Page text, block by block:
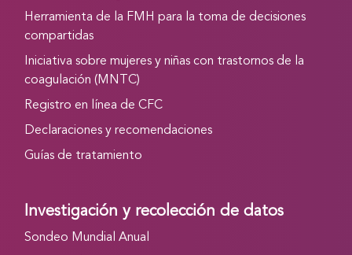
Herramienta de la FMH para la toma de decisiones
compartidas
Iniciativa sobre mujeres y niñas con trastornos de la
coagulación (MNTC)
Registro en línea de CFC
Declaraciones y recomendaciones
Guías de tratamiento
Investigación y recolección de datos
Sondeo Mundial Anual